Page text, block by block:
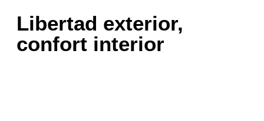
Libertad exterior,
confort interior